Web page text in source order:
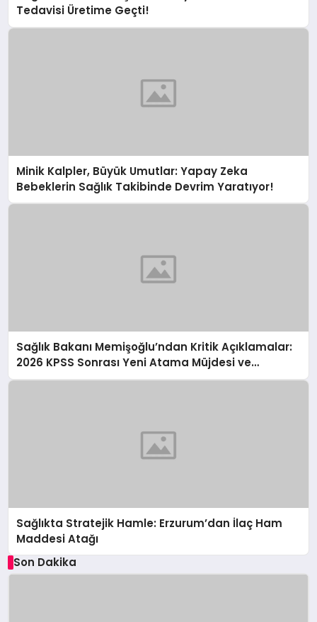
Tedavisi Üretime Geçti!
Minik Kalpler, Büyük Umutlar: Yapay Zeka
Bebeklerin Sağlık Takibinde Devrim Yaratıyor!
Sağlık Bakanı Memişoğlu’ndan Kritik Açıklamalar:
2026 KPSS Sonrası Yeni Atama Müjdesi ve
Sağlıkta Çığır Açan Hamleler
Sağlıkta Stratejik Hamle: Erzurum’dan İlaç Ham
Maddesi Atağı
Son Dakika